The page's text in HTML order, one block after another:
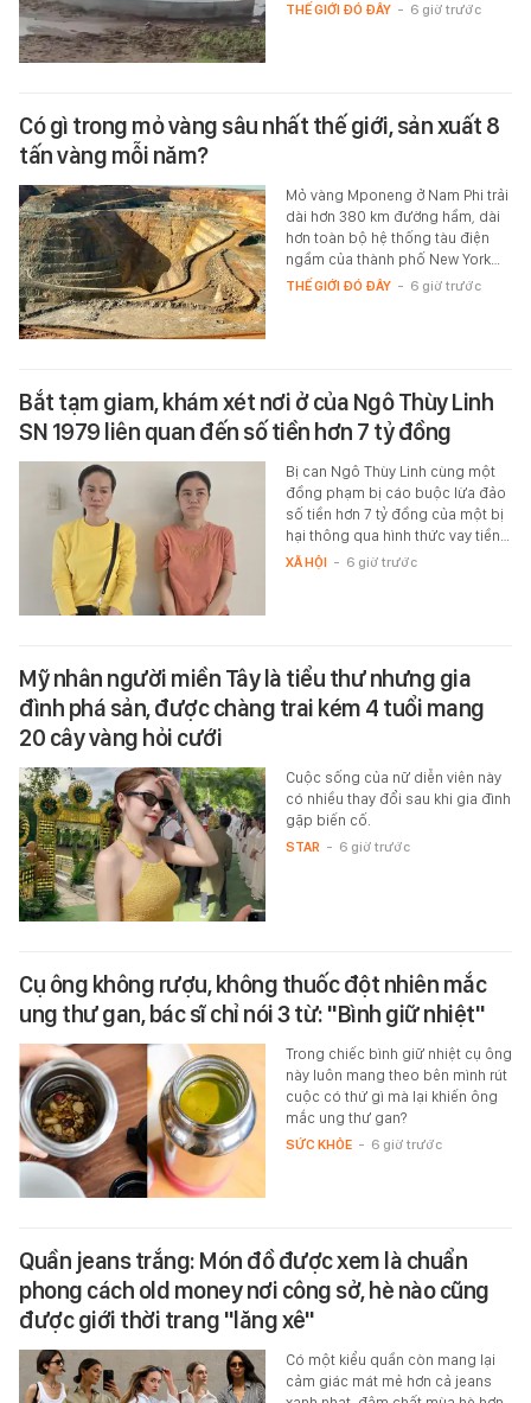
THẾ GIỚI ĐÓ ĐÂY - 6 giờ trước
Có gì trong mỏ vàng sâu nhất thế giới, sản xuất 8
tấn vàng mỗi năm?
Mỏ vàng Mponeng ở Nam Phi trải
dài hơn 380 km đường hầm, dài
hơn toàn bộ hệ thống tàu điện
ngầm của thành phố New York…
THẾ GIỚI ĐÓ ĐÂY - 6 giờ trước
Bắt tạm giam, khám xét nơi ở của Ngô Thùy Linh
SN 1979 liên quan đến số tiền hơn 7 tỷ đồng
Bị can Ngô Thùy Linh cùng một
đồng phạm bị cáo buộc lừa đảo
số tiền hơn 7 tỷ đồng của một bị
hại thông qua hình thức vay tiền…
XÃ HỘI - 6 giờ trước
Mỹ nhân người miền Tây là tiểu thư nhưng gia
đình phá sản, được chàng trai kém 4 tuổi mang
20 cây vàng hỏi cưới
Cuộc sống của nữ diễn viên này
có nhiều thay đổi sau khi gia đình
gặp biến cố.
STAR - 6 giờ trước
Cụ ông không rượu, không thuốc đột nhiên mắc
ung thư gan, bác sĩ chỉ nói 3 từ: "Bình giữ nhiệt"
Trong chiếc bình giữ nhiệt cụ ông
này luôn mang theo bên mình rút
cuộc có thứ gì mà lại khiến ông
mắc ung thư gan?
SỨC KHỎE - 6 giờ trước
Quần jeans trắng: Món đồ được xem là chuẩn
phong cách old money nơi công sở, hè nào cũng
được giới thời trang "lăng xê"
Có một kiểu quần còn mang lại
cảm giác mát mẻ hơn cả jeans